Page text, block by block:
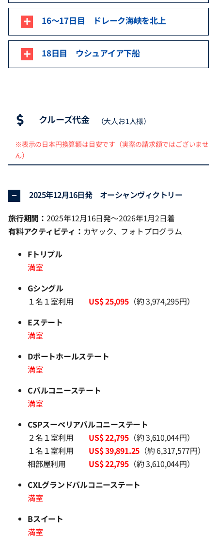
16～17日目 ドレーク海峡を北上
18日目 ウシュアイア下船
クルーズ代金 （大人お1人様）
※表示の日本円換算額は目安です（実際の請求額ではございませ
ん）
2025年12月16日発 オーシャンヴィクトリー
旅行期間： 2025年12月16日発～2026年1月2日着
有料アクティビティ： カヤック、フォトプログラム
Fトリプル
満室
Gシングル
１名１室利用 US$ 25,095（約 3,974,295円）
Eステート
満室
Dポートホールステート
満室
Cバルコニーステート
満室
CSPスーペリアバルコニーステート
２名１室利用 US$ 22,795（約 3,610,044円）
１名１室利用 US$ 39,891.25 （約 6,317,577円）
相部屋利用 US$ 22,795（約 3,610,044円）
CXLグランドバルコニーステート
満室
Bスイート
満室